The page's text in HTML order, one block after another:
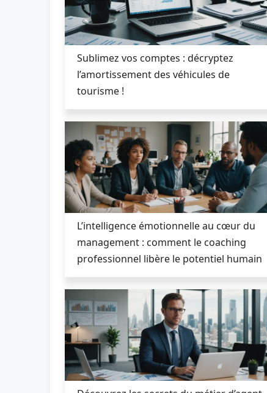
Sublimez vos comptes : décryptez
l’amortissement des véhicules de
tourisme !
L’intelligence émotionnelle au cœur du
management : comment le coaching
professionnel libère le potentiel humain